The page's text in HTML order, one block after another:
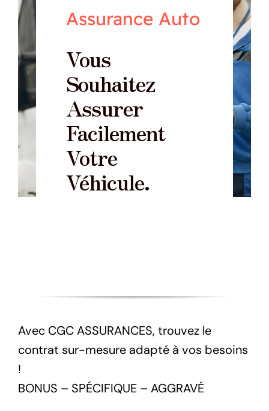
Contact
Assurance Auto
Vous
Souhaitez
Assurer
Facilement
Votre
Véhicule.
Avec CGC ASSURANCES, trouvez le
contrat sur-mesure adapté à vos besoins
!
BONUS – SPÉCIFIQUE – AGGRAVÉ